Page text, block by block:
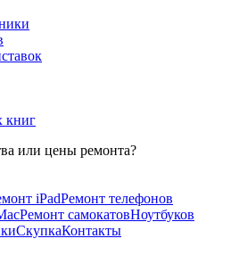
книг
или цены ремонта?
iPadРемонт телефонов
Ремонт самокатовНоутбуков
СкупкаКонтакты